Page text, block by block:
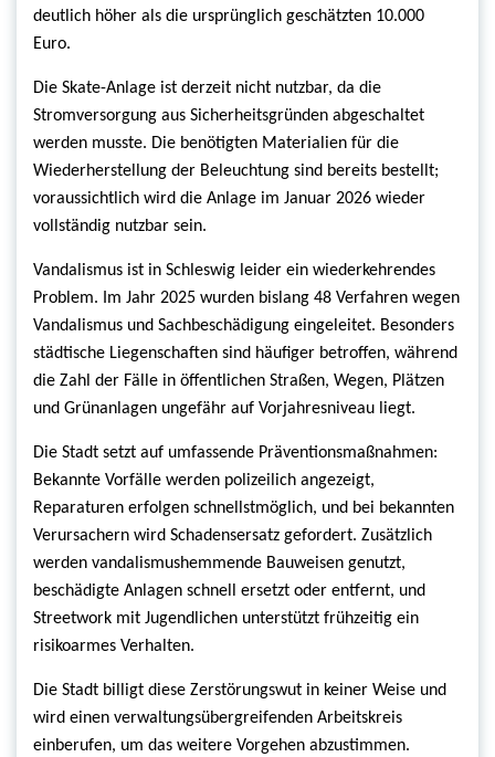
deutlich höher als die ursprünglich geschätzten 10.000
Euro.
Die Skate-Anlage ist derzeit nicht nutzbar, da die
Stromversorgung aus Sicherheitsgründen abgeschaltet
werden musste. Die benötigten Materialien für die
Wiederherstellung der Beleuchtung sind bereits bestellt;
voraussichtlich wird die Anlage im Januar 2026 wieder
vollständig nutzbar sein.
Vandalismus ist in Schleswig leider ein wiederkehrendes
Problem. Im Jahr 2025 wurden bislang 48 Verfahren wegen
Vandalismus und Sachbeschädigung eingeleitet. Besonders
städtische Liegenschaften sind häufiger betroffen, während
die Zahl der Fälle in öffentlichen Straßen, Wegen, Plätzen
und Grünanlagen ungefähr auf Vorjahresniveau liegt.
Die Stadt setzt auf umfassende Präventionsmaßnahmen:
Bekannte Vorfälle werden polizeilich angezeigt,
Reparaturen erfolgen schnellstmöglich, und bei bekannten
Verursachern wird Schadensersatz gefordert. Zusätzlich
werden vandalismushemmende Bauweisen genutzt,
beschädigte Anlagen schnell ersetzt oder entfernt, und
Streetwork mit Jugendlichen unterstützt frühzeitig ein
risikoarmes Verhalten.
Die Stadt billigt diese Zerstörungswut in keiner Weise und
wird einen verwaltungsübergreifenden Arbeitskreis
einberufen, um das weitere Vorgehen abzustimmen.